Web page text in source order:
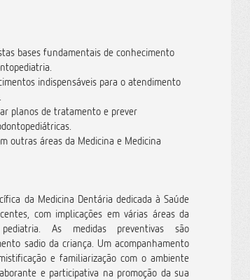
bases fundamentais de conhecimento
indispensáveis para o atendimento
planos de tratamento e prever
outras áreas da Medicina e Medicina
da Medicina Dentária dedicada à Saúde
com implicações em várias áreas da
As medidas preventivas são
sadio da criança. Um acompanhamento
e familiarização com o ambiente
e participativa na promoção da sua